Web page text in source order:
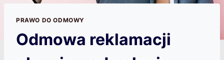
PRAWO DO ODMOWY
Odmowa reklamacji